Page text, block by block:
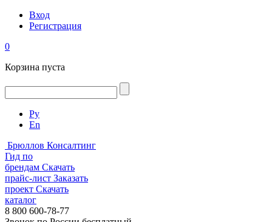
Вход
Регистрация
0
Корзина пуста
Ру
En
Брюллов Консалтинг
Гид по
брендам Скачать
прайс-лист Заказать
проект Скачать
каталог
8 800 600-78-77